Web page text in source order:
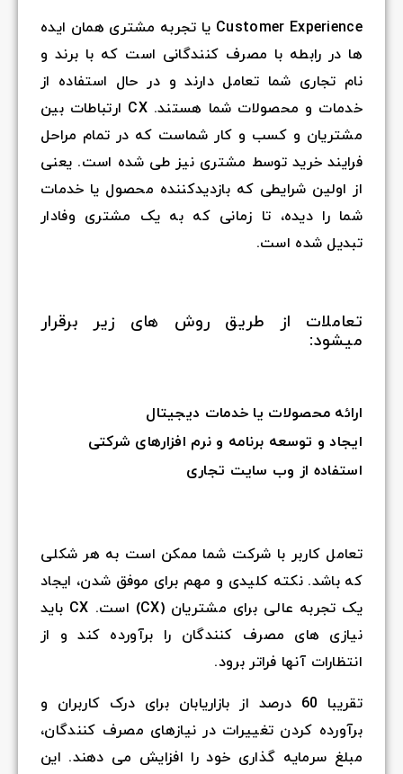
Customer Experience یا تجربه مشتری همان ایده
ها در رابطه با مصرف کنندگانی است که با برند و
نام تجاری شما تعامل دارند و در حال استفاده از
خدمات و محصولات شما هستند. CX ارتباطات بین
مشتریان و کسب و کار شماست که در تمام مراحل
فرایند خرید توسط مشتری نیز طی شده است. یعنی
از اولین شرایطی که بازدیدکننده محصول یا خدمات
شما را دیده، تا زمانی که به یک مشتری وفادار
تبدیل شده است.
تعاملات از طریق روش های زیر برقرار
میشود:
ارائه محصولات یا خدمات دیجیتال
ایجاد و توسعه برنامه و نرم افزارهای شرکتی
استفاده از وب سایت تجاری
تعامل کاربر با شرکت شما ممکن است به هر شکلی
که باشد. نکته کلیدی و مهم برای موفق شدن، ایجاد
یک تجربه عالی برای مشتریان (CX) است. CX باید
نیازی های مصرف کنندگان را برآورده کند و از
انتظارات آنها فراتر برود.
تقریبا 60 درصد از بازاریابان برای درک کاربران و
برآورده کردن تغییرات در نیازهای مصرف کنندگان،
مبلغ سرمایه گذاری خود را افزایش می دهند. این